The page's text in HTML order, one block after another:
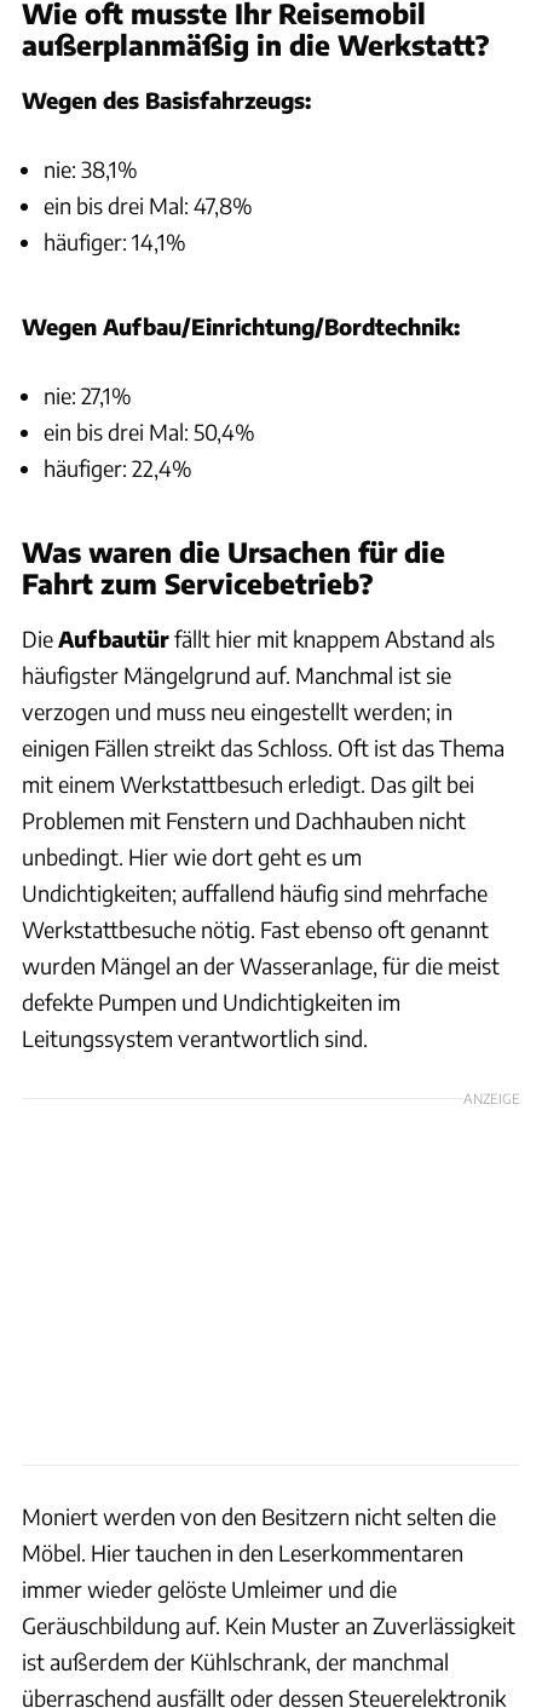
Wie oft musste Ihr Reisemobil
außerplanmäßig in die Werkstatt?
Wegen des Basisfahrzeugs:
nie: 38,1%
ein bis drei Mal: 47,8%
häufiger: 14,1%
Wegen Aufbau/Einrichtung/Bordtechnik:
nie: 27,1%
ein bis drei Mal: 50,4%
häufiger: 22,4%
Was waren die Ursachen für die
Fahrt zum Servicebetrieb?
DieAufbautürfällt hier mit knappem Abstand als
häufigster Mängelgrund auf. Manchmal ist sie
verzogen und muss neu eingestellt werden; in
einigen Fällen streikt das Schloss. Oft ist das Thema
mit einem Werkstattbesuch erledigt. Das gilt bei
Problemen mit Fenstern und Dachhauben nicht
unbedingt. Hier wie dort geht es um
Undichtigkeiten; auffallend häufig sind mehrfache
Werkstattbesuche nötig. Fast ebenso oft genannt
wurden Mängel an der Wasseranlage, für die meist
defekte Pumpen und Undichtigkeiten im
Leitungssystem verantwortlich sind.
ANZEIGE
Moniert werden von den Besitzern nicht selten die
Möbel. Hier tauchen in den Leserkommentaren
immer wieder gelöste Umleimer und die
Geräuschbildung auf. Kein Muster an Zuverlässigkeit
ist außerdem der Kühlschrank, der manchmal
überraschend ausfällt oder dessen Steuerelektronik